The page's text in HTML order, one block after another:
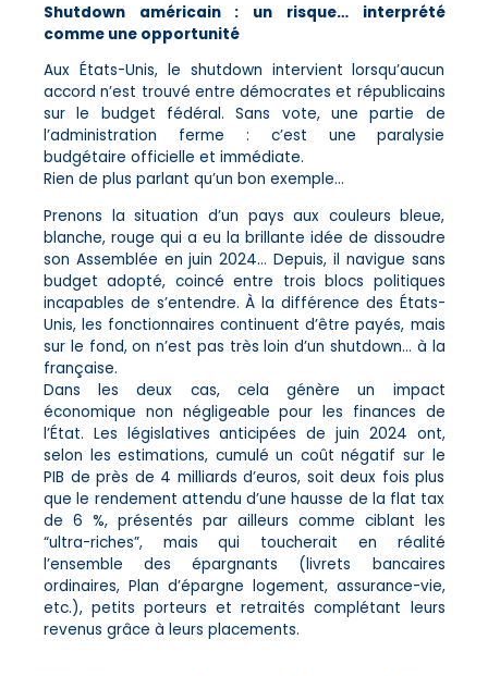
Shutdown américain : un risque… interprété
comme une opportunité
Aux États-Unis, le shutdown intervient lorsqu’aucun
accord n’est trouvé entre démocrates et républicains
sur le budget fédéral. Sans vote, une partie de
l’administration ferme : c’est une paralysie
budgétaire officielle et immédiate.
Rien de plus parlant qu’un bon exemple…
Prenons la situation d’un pays aux couleurs bleue,
blanche, rouge qui a eu la brillante idée de dissoudre
son Assemblée en juin 2024… Depuis, il navigue sans
budget adopté, coincé entre trois blocs politiques
incapables de s’entendre. À la différence des États-
Unis, les fonctionnaires continuent d’être payés, mais
sur le fond, on n’est pas très loin d’un shutdown… à la
française.
Dans les deux cas, cela génère un impact
économique non négligeable pour les finances de
l’État. Les législatives anticipées de juin 2024 ont,
selon les estimations, cumulé un coût négatif sur le
PIB de près de 4 milliards d’euros, soit deux fois plus
que le rendement attendu d’une hausse de la flat tax
de 6 %, présentés par ailleurs comme ciblant les
“ultra-riches”, mais qui toucherait en réalité
l’ensemble des épargnants (livrets bancaires
ordinaires, Plan d’épargne logement, assurance-vie,
etc.), petits porteurs et retraités complétant leurs
revenus grâce à leurs placements.